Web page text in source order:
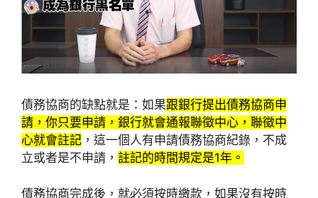
債務協商的缺點就是：如果跟銀行提出債務協商申
請，你只要申請，銀行就會通報聯徵中心，聯徵中
心就會註記 ，這一個人有申請債務協商紀錄，不成
立或者是不申請， 註記的時間規定是1年。
債務協商完成後，就必須按時繳款，如果沒有按時